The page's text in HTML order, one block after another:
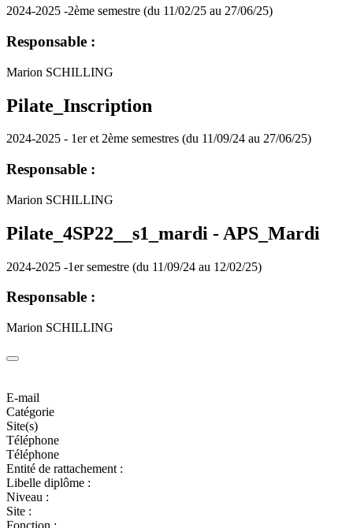
2024-2025 -2ème semestre (du 11/02/25 au 27/06/25)
Responsable :
Marion SCHILLING
Pilate_Inscription
2024-2025 - 1er et 2ème semestres (du 11/09/24 au 27/06/25)
Responsable :
Marion SCHILLING
Pilate_4SP22__s1_mardi - APS_Mardi
2024-2025 -1er semestre (du 11/09/24 au 12/02/25)
Responsable :
Marion SCHILLING
E-mail
Catégorie
Site(s)
Téléphone
Téléphone
Entité de rattachement :
Libelle diplôme :
Niveau :
Site :
Fonction :